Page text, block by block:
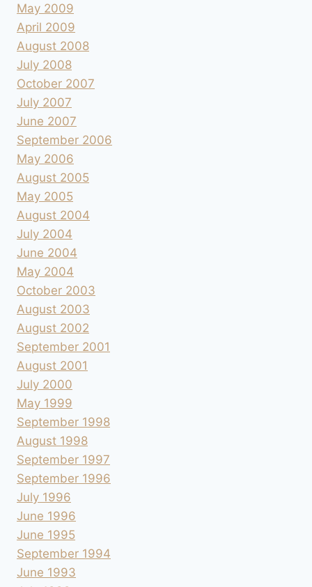
May 2009
April 2009
August 2008
July 2008
October 2007
July 2007
June 2007
September 2006
May 2006
August 2005
May 2005
August 2004
July 2004
June 2004
May 2004
October 2003
August 2003
August 2002
September 2001
August 2001
July 2000
May 1999
September 1998
August 1998
September 1997
September 1996
July 1996
June 1996
June 1995
September 1994
June 1993